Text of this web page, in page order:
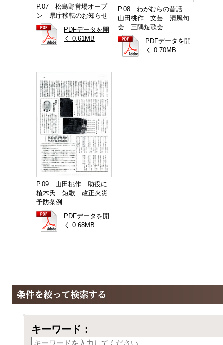
P.07 松島野営場オープ
ン 県庁移転のお知らせ
PDFデータを開
く 0.61MB
P.08 わがむらの昔話
山田桃作 文芸 清風句
会 三隅短歌会
PDFデータを開
く 0.70MB
P.09 山田桃作 助役に
植木氏 短歌 改正火災
予防条例
PDFデータを開
く 0.68MB
キーワード：